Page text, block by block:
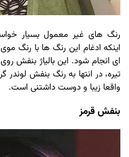
رنگ های غیر معمول بسیار
اینکه ادغام این رنگ ها با رنگ
ای انجام شود. این بالیاژ بنفش
تیره، در انتها به رنگ بنفش لوندر
واقعا زیبا و دوست داشتنی است.
بنفش قرمز